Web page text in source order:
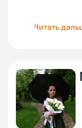
Читать